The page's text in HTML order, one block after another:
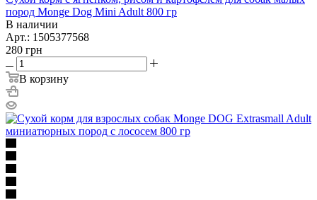
пород Monge Dog Mini Adult 800 гр
В наличии
Арт.: 1505377568
280 грн
В корзину